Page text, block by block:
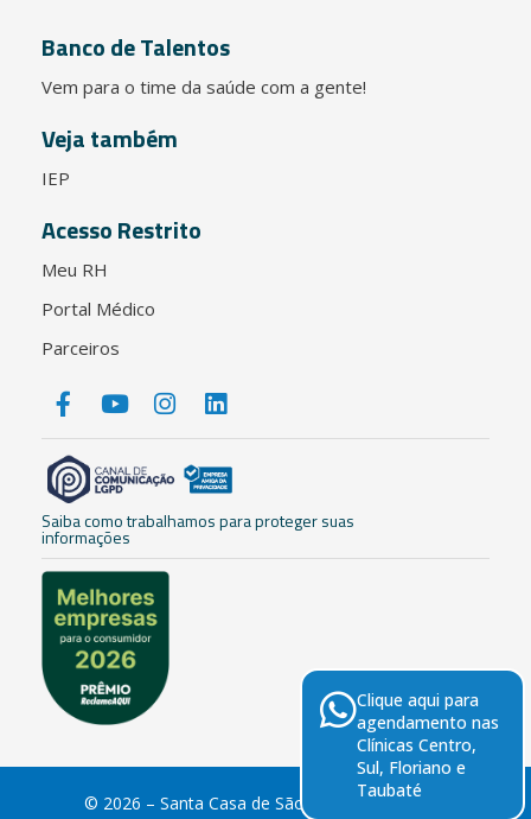
Banco de Talentos
Vem para o time da saúde com a gente!
Veja também
IEP
Acesso Restrito
Meu RH
Portal Médico
Parceiros
Saiba como trabalhamos para proteger suas
informações
Clique aqui para
agendamento nas
Clínicas Centro,
Sul, Floriano e
Taubaté
© 2026 – Santa Casa de São José dos Campos.